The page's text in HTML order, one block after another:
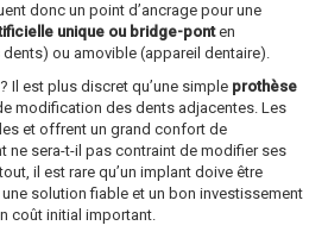
donc un point d’ancrage pour une
unique ou bridge-ponten
ou amovible (appareil dentaire).
Il est plus discret qu’une simple prothèse
modification des dents adjacentes. Les
et offrent un grand confort de
ne sera-t-il pas contraint de modifier ses
il est rare qu’un implant doive être
solution fiable et un bon investissement
coût initial important.